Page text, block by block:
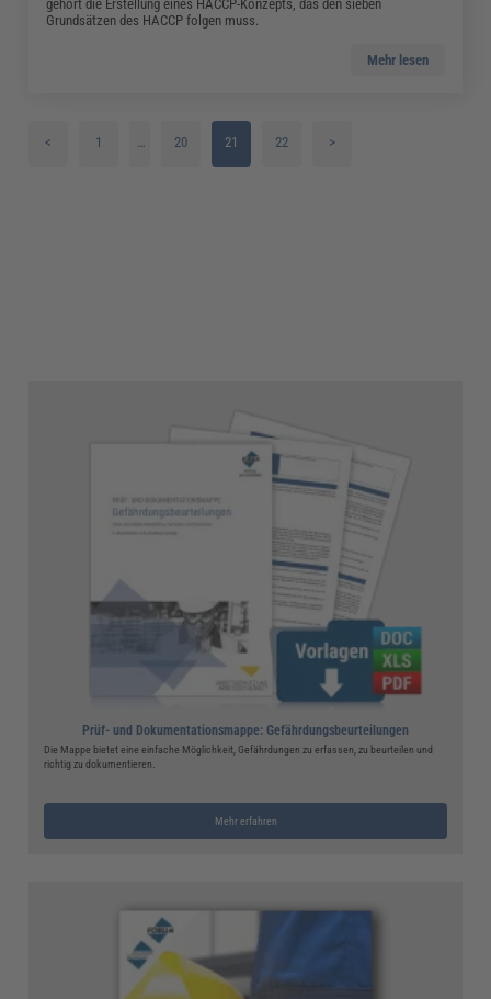
gehört die Erstellung eines HACCP-Konzepts, das den sieben
Grundsätzen des HACCP folgen muss.
Mehr lesen
< 1 20 21 22 >
Prüf- und Dokumentationsmappe: Gefährdungsbeurteilungen
Die Mappe bietet eine einfache Möglichkeit, Gefährdungen zu erfassen, zu beurteilen und
richtig zu dokumentieren.
Mehr erfahren